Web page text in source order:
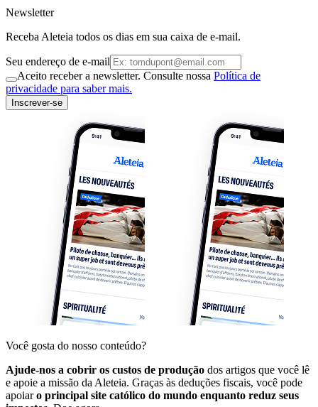
Newsletter
Receba Aleteia todos os dias em sua caixa de e-mail.
Seu endereço de e-mail
Aceito receber a newsletter. Consulte nossa Política de
privacidade para saber mais.
Inscrever-se
Você gosta do nosso conteúdo?
Ajude-nos a cobrir os custos de produção dos artigos que você lê
e apoie a missão da Aleteia. Graças às deduções fiscais, você pode
apoiaro principal site católico do mundo enquanto reduz seus